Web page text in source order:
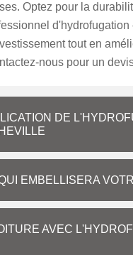
Optez pour la
d'hydrofugation
tout en
nous pour un
DE
EMBELLISERA
AVEC